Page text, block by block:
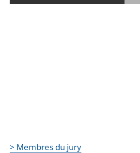
> Membres du jury